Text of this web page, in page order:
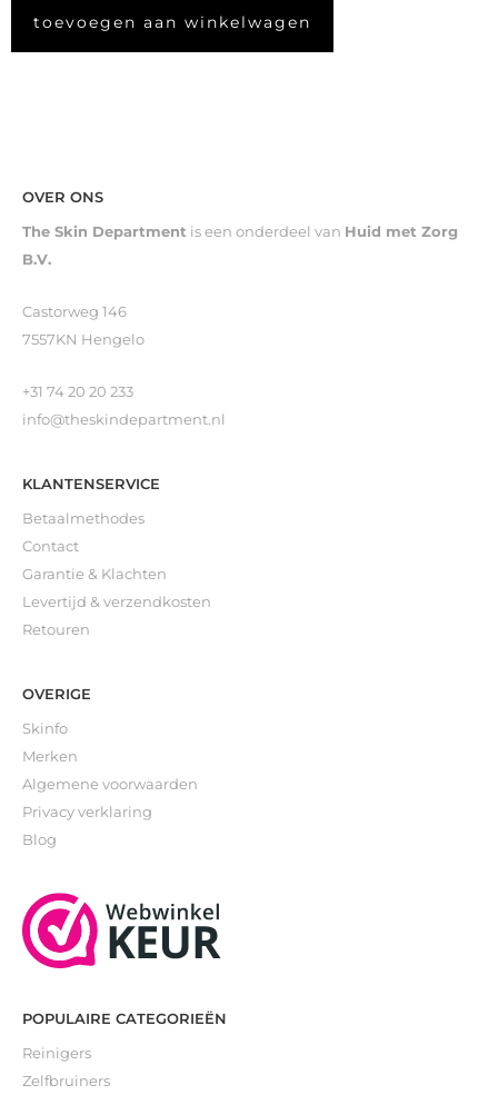
toevoegen aan winkelwagen
OVER ONS
The Skin Department is een onderdeel van Huid met Zorg
B.V.
Castorweg 146
7557KN Hengelo
+31 74 20 20 233
info@theskindepartment.nl
KLANTENSERVICE
Betaalmethodes
Contact
Garantie & Klachten
Levertijd & verzendkosten
Retouren
OVERIGE
Skinfo
Merken
Algemene voorwaarden
Privacy verklaring
Blog
POPULAIRE CATEGORIEËN
Reinigers
Zelfbruiners